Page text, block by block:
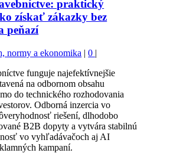
praktický
získať zákazky bez
peňazí
normy a ekonomika |0 |
funguje najefektívnejšie
na odbornom obsahu
do technického rozhodovania
Odborná inzercia vo
riešení, dlhodobo
B2B dopyty a vytvára stabilnú
vo vyhľadávačoch aj AI
kampaní.